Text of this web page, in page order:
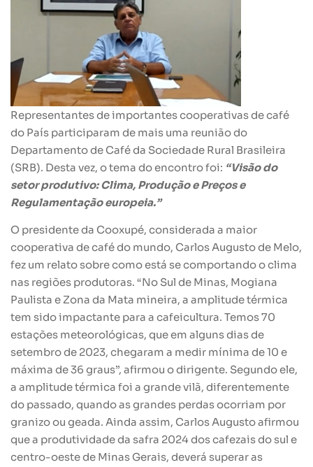
Representantes de importantes cooperativas de café
do País participaram de mais uma reunião do
Departamento de Café da Sociedade Rural Brasileira
(SRB). Desta vez, o tema do encontro foi: “Visão do
setor produtivo: Clima, Produção e Preços e
Regulamentação europeia.”
O presidente da Cooxupé, considerada a maior
cooperativa de café do mundo, Carlos Augusto de Melo,
fez um relato sobre como está se comportando o clima
nas regiões produtoras. “No Sul de Minas, Mogiana
Paulista e Zona da Mata mineira, a amplitude térmica
tem sido impactante para a cafeicultura. Temos 70
estações meteorológicas, que em alguns dias de
setembro de 2023, chegaram a medir mínima de 10 e
máxima de 36 graus”, afirmou o dirigente. Segundo ele,
a amplitude térmica foi a grande vilã, diferentemente
do passado, quando as grandes perdas ocorriam por
granizo ou geada. Ainda assim, Carlos Augusto afirmou
que a produtividade da safra 2024 dos cafezais do sul e
centro-oeste de Minas Gerais, deverá superar as